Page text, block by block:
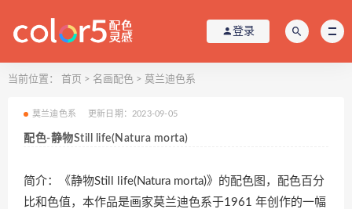
登录
当前位置： 首页 > 名画配色 > 莫兰迪色系
莫兰迪色系 更新日期：2023-09-05
配色-静物Still life(Natura morta)
简介：《静物Still life(Natura morta)》的配色图，配色百分
比和色值，本作品是画家莫兰迪色系于1961 年创作的一幅